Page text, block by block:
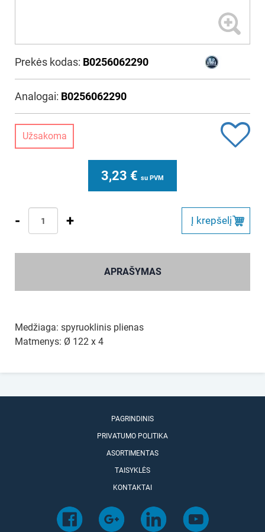
Prekės kodas: B0256062290
Analogai: B0256062290
Užsakoma
3,23 € su PVM
- + Į krepšelį
APRAŠYMAS
Medžiaga: spyruoklinis plienas
Matmenys: Ø 122 x 4
PAGRINDINIS
PRIVATUMO POLITIKA
ASORTIMENTAS
TAISYKLĖS
KONTAKTAI